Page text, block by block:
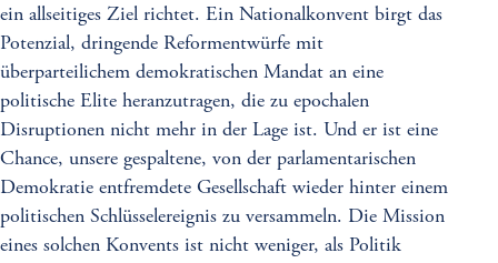
ein allseitiges Ziel richtet. Ein Nationalkonvent birgt das
Potenzial, dringende Reformentwürfe mit
überparteilichem demokratischen Mandat an eine
politische Elite heranzutragen, die zu epochalen
Disruptionen nicht mehr in der Lage ist. Und er ist eine
Chance, unsere gespaltene, von der parlamentarischen
Demokratie entfremdete Gesellschaft wieder hinter einem
politischen Schlüsselereignis zu versammeln. Die Mission
eines solchen Konvents ist nicht weniger, als Politik